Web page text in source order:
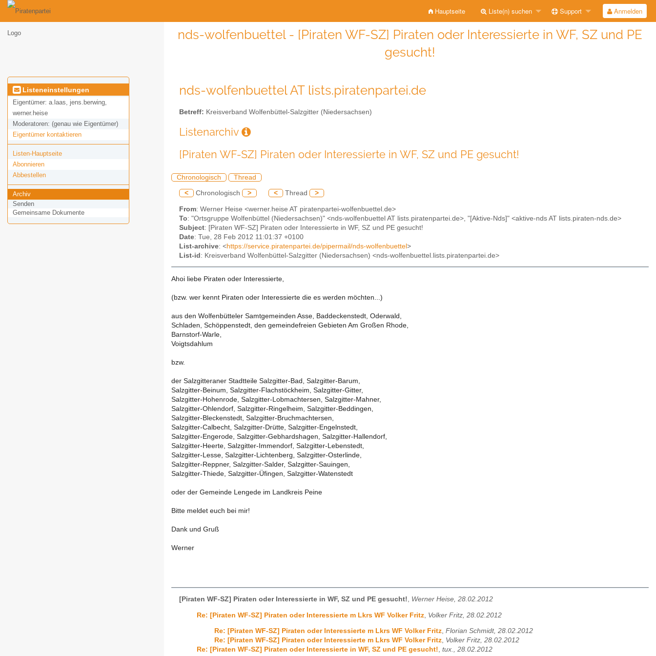
Hauptseite Liste(n) suchen Support Anmelden
nds-wolfenbuettel - [Piraten WF-SZ] Piraten oder Interessierte in WF, SZ und PE
gesucht!
Listeneinstellungen
Eigentümer: a.laas, jens.berwing,
werner.heise
Moderatoren: (genau wie Eigentümer)
Eigentümer kontaktieren
Listen-Hauptseite
Abonnieren
Abbestellen
Archiv
Senden
Gemeinsame Dokumente
nds-wolfenbuettel AT lists.piratenpartei.de
Betreff: Kreisverband Wolfenbüttel-Salzgitter (Niedersachsen)
Listenarchiv
[Piraten WF-SZ] Piraten oder Interessierte in WF, SZ und PE gesucht!
Chronologisch Thread
< Chronologisch > < Thread >
From: Werner Heise <werner.heise AT piratenpartei-wolfenbuettel.de>
To: "Ortsgruppe Wolfenbüttel (Niedersachsen)" <nds-wolfenbuettel AT lists.piratenpartei.de>, "[Aktive-Nds]" <aktive-nds AT lists.piraten-nds.de>
Subject: [Piraten WF-SZ] Piraten oder Interessierte in WF, SZ und PE gesucht!
Date: Tue, 28 Feb 2012 11:01:37 +0100
List-archive: <https://service.piratenpartei.de/pipermail/nds-wolfenbuettel >
List-id : Kreisverband Wolfenbüttel-Salzgitter (Niedersachsen) <nds-wolfenbuettel.lists.piratenpartei.de>
Ahoi liebe Piraten oder Interessierte,
(bzw. wer kennt Piraten oder Interessierte die es werden möchten...)
aus den Wolfenbütteler Samtgemeinden Asse, Baddeckenstedt, Oderwald,
Schladen, Schöppenstedt, den gemeindefreien Gebieten Am Großen Rhode,
Barnstorf-Warle,
Voigtsdahlum
bzw.
der Salzgitteraner Stadtteile Salzgitter-Bad, Salzgitter-Barum,
Salzgitter-Beinum, Salzgitter-Flachstöckheim, Salzgitter-Gitter,
Salzgitter-Hohenrode, Salzgitter-Lobmachtersen, Salzgitter-Mahner,
Salzgitter-Ohlendorf, Salzgitter-Ringelheim, Salzgitter-Beddingen,
Salzgitter-Bleckenstedt, Salzgitter-Bruchmachtersen,
Salzgitter-Calbecht, Salzgitter-Drütte, Salzgitter-Engelnstedt,
Salzgitter-Engerode, Salzgitter-Gebhardshagen, Salzgitter-Hallendorf,
Salzgitter-Heerte, Salzgitter-Immendorf, Salzgitter-Lebenstedt,
Salzgitter-Lesse, Salzgitter-Lichtenberg, Salzgitter-Osterlinde,
Salzgitter-Reppner, Salzgitter-Salder, Salzgitter-Sauingen,
Salzgitter-Thiede, Salzgitter-Üfingen, Salzgitter-Watenstedt
oder der Gemeinde Lengede im Landkreis Peine
Bitte meldet euch bei mir!
Dank und Gruß
Werner
[Piraten WF-SZ] Piraten oder Interessierte in WF, SZ und PE gesucht!, Werner Heise, 28.02.2012
Re: [Piraten WF-SZ] Piraten oder Interessierte m Lkrs WF Volker Fritz Volker Fritz, 28.02.2012
Re: [Piraten WF-SZ] Piraten oder Interessierte m Lkrs WF Volker Fritz, Florian Schmidt, 28.02.2012
Re: [Piraten WF-SZ] Piraten oder Interessierte m Lkrs WF Volker Fritz, Volker Fritz, 28.02.2012
Re: [Piraten WF-SZ] Piraten oder Interessierte in WF, SZ und PE gesucht!, tux., 28.02.2012